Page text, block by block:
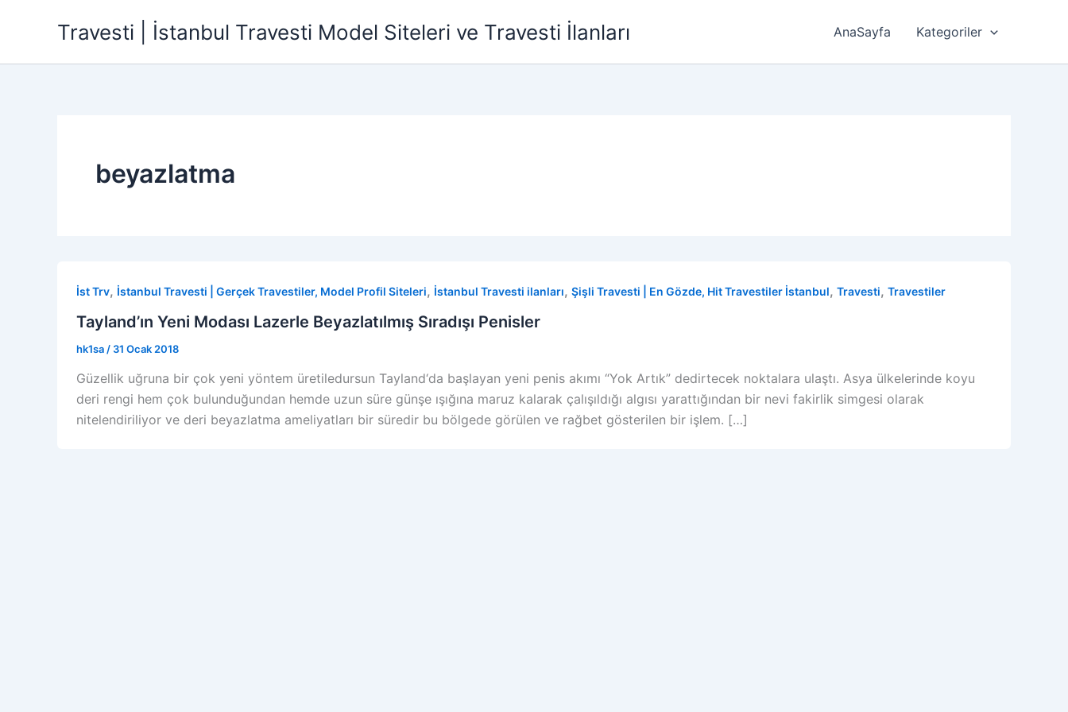
Travesti | İstanbul Travesti Model Siteleri ve Travesti İlanları AnaSayfa Kategoriler
beyazlatma
İst Trv, İstanbul Travesti | Gerçek Travestiler, Model Profil Siteleri, İstanbul Travesti ilanları, Şişli Travesti | En Gözde, Hit Travestiler İstanbul, Travesti, Travestiler
Tayland’ın Yeni Modası Lazerle Beyazlatılmış Sıradışı Penisler
hk1sa / 31 Ocak 2018
Güzellik uğruna bir çok yeni yöntem üretiledursun Tayland‘da başlayan yeni penis akımı “Yok Artık” dedirtecek noktalara ulaştı. Asya ülkelerinde koyu
deri rengi hem çok bulunduğundan hemde uzun süre günşe ışığına maruz kalarak çalışıldığı algısı yarattığından bir nevi fakirlik simgesi olarak
nitelendiriliyor ve deri beyazlatma ameliyatları bir süredir bu bölgede görülen ve rağbet gösterilen bir işlem. […]